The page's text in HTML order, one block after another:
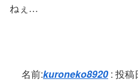
ねぇ…
名前:kuroneko8920: 投稿